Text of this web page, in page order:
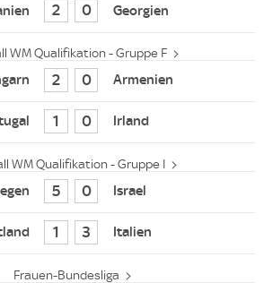
2 0
WM Qualifikation - Gruppe F
2 0
1 0
WM Qualifikation - Gruppe I
5 0
1 3
Frauen-Bundesliga